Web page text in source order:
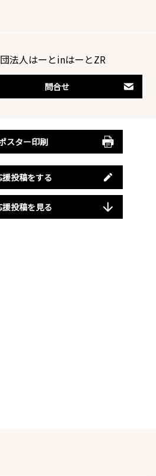
法人はーとinはーとZR
問合せ
スター印刷
援投稿をする
援投稿を見る